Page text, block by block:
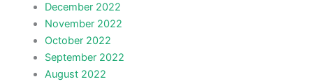
December 2022
November 2022
October 2022
September 2022
August 2022